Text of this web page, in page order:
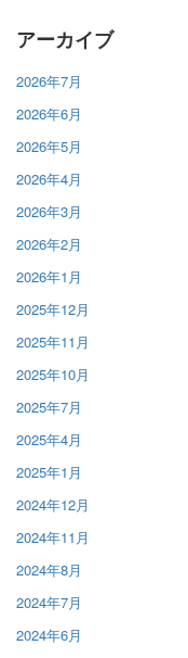
アーカイブ
2026年7月
2026年6月
2026年5月
2026年4月
2026年3月
2026年2月
2026年1月
2025年12月
2025年11月
2025年10月
2025年7月
2025年4月
2025年1月
2024年12月
2024年11月
2024年8月
2024年7月
2024年6月